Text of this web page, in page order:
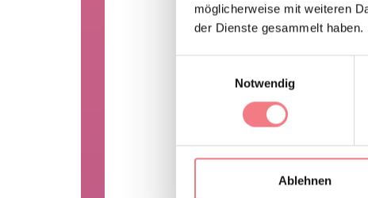
möglicherweise mit weiteren
der Dienste gesammelt haben.
Notwendig
Ablehnen
25 - 26.
2. September 2026
11. November 2026
16 - 17. August
27 - 28. Dezember